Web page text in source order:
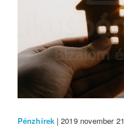
Pénzhírek| 2019 november 21